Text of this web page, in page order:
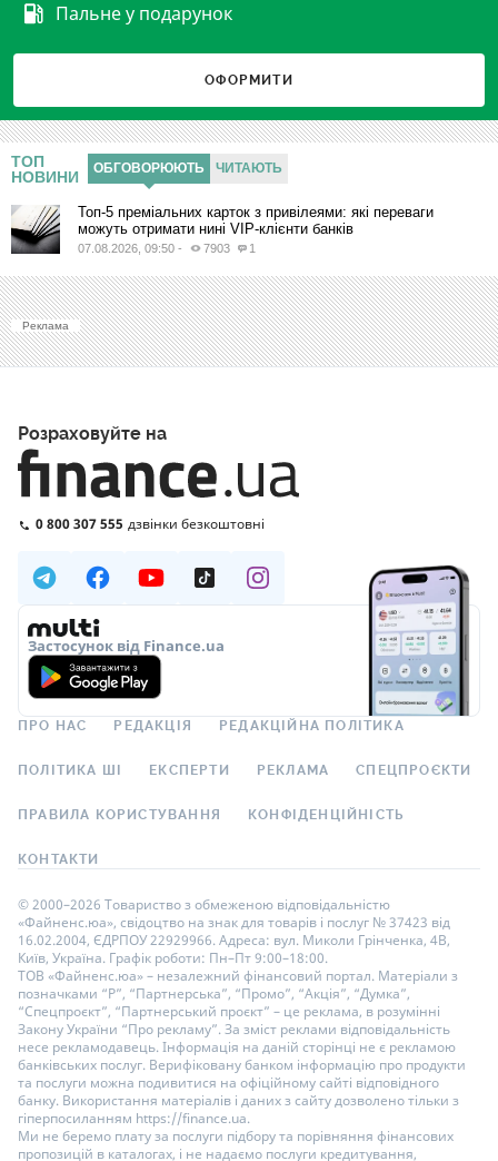
Пальне у подарунок
ОФОРМИТИ
ТОП
НОВИНИ
ОБГОВОРЮЮТЬ ЧИТАЮТЬ
Топ-5 преміальних карток з привілеями: які переваги
можуть отримати нині VIP-клієнти банків
07.08.2026, 09:50 - 7903 1
Реклама
Розраховуйте на
0 800 307 555 дзвінки безкоштовні
Застосунок від Finance.ua
ПРО НАС РЕДАКЦІЯ РЕДАКЦІЙНА ПОЛІТИКА
ПОЛІТИКА ШІ ЕКСПЕРТИ РЕКЛАМА СПЕЦПРОЄКТИ
ПРАВИЛА КОРИСТУВАННЯ КОНФІДЕНЦІЙНІСТЬ
КОНТАКТИ
© 2000–2026 Товариство з обмеженою відповідальністю
«Файненс.юа», свідоцтво на знак для товарів і послуг № 37423 від
16.02.2004, ЄДРПОУ 22929966. Адреса: вул. Миколи Грінченка, 4В,
Київ, Україна. Графік роботи: Пн–Пт 9:00–18:00.
ТОВ «Файненс.юа» – незалежний фінансовий портал. Матеріали з
позначками “Р”, “Партнерська”, “Промо”, “Акція”, “Думка”,
“Спецпроєкт”, “Партнерський проєкт” – це реклама, в розумінні
Закону України “Про рекламу”. За зміст реклами відповідальність
несе рекламодавець. Інформація на даній сторінці не є рекламою
банківських послуг. Верифіковану банком інформацію про продукти
та послуги можна подивитися на офіційному сайті відповідного
банку. Використання матеріалів і даних з сайту дозволено тільки з
гіперпосиланням https://finance.ua.
Ми не беремо плату за послуги підбору та порівняння фінансових
пропозицій в каталогах, і не надаємо послуги кредитування,